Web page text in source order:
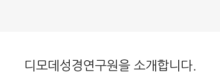
디모데성경연구원을 소개합니다.